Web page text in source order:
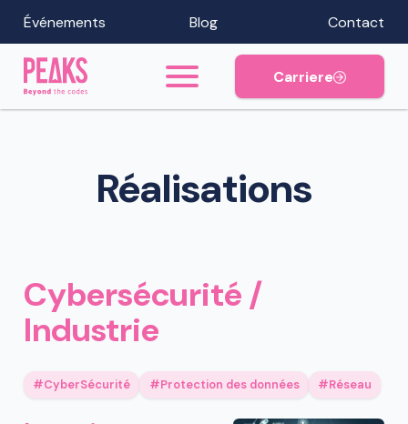
Événements Blog Contact
Carriere
Réalisations
Cybersécurité /
Industrie
CyberSécurité Protection des données Réseau